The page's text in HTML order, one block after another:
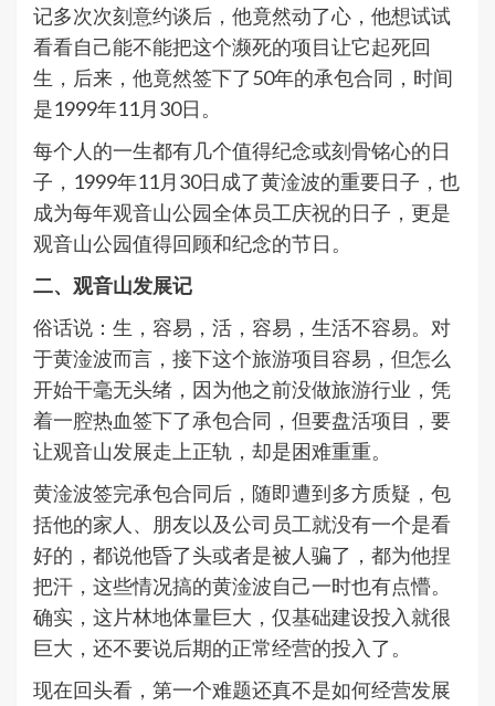
记多次次刻意约谈后，他竟然动了心，他想试试
看看自己能不能把这个濒死的项目让它起死回
生，后来，他竟然签下了50年的承包合同，时间
是1999年11月30日。
每个人的一生都有几个值得纪念或刻骨铭心的日
子，1999年11月30日成了黄淦波的重要日子，也
成为每年观音山公园全体员工庆祝的日子，更是
观音山公园值得回顾和纪念的节日。
二、观音山发展记
俗话说：生，容易，活，容易，生活不容易。对
于黄淦波而言，接下这个旅游项目容易，但怎么
开始干毫无头绪，因为他之前没做旅游行业，凭
着一腔热血签下了承包合同，但要盘活项目，要
让观音山发展走上正轨，却是困难重重。
黄淦波签完承包合同后，随即遭到多方质疑，包
括他的家人、朋友以及公司员工就没有一个是看
好的，都说他昏了头或者是被人骗了，都为他捏
把汗，这些情况搞的黄淦波自己一时也有点懵。
确实，这片林地体量巨大，仅基础建设投入就很
巨大，还不要说后期的正常经营的投入了。
现在回头看，第一个难题还真不是如何经营发展